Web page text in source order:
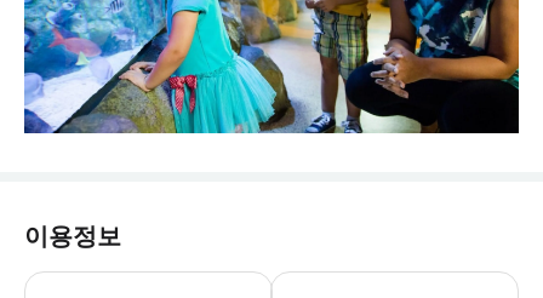
이용정보
씨 라이프 스카버러 월요일-일요일: